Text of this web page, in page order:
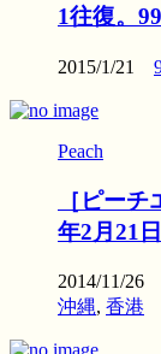
1往復。
2015/1/21
Peach
［ピー
年2月21
2014/11/26
沖縄, 香港